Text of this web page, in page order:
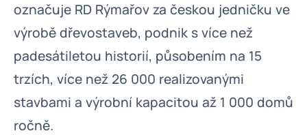
označuje RD Rýmařov za českou jedničku ve
výrobě dřevostaveb, podnik s více než
padesátiletou historií, působením na 15
trzích, více než 26 000 realizovanými
stavbami a výrobní kapacitou až 1 000 domů
ročně.